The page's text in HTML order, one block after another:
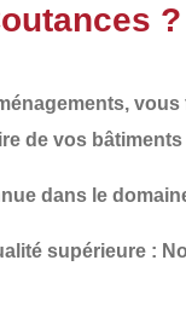
?
, vous
de vos
dans le
supérieure :